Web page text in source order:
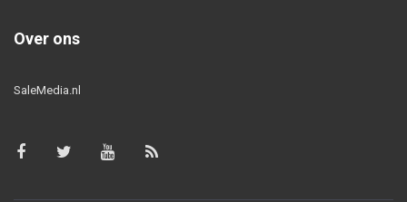
Over ons
SaleMedia.nl